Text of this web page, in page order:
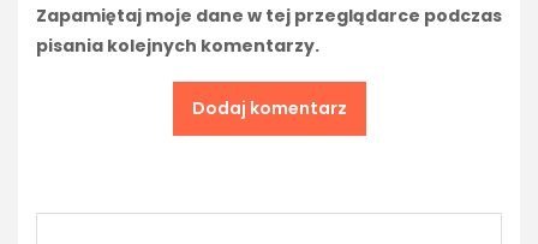
Zapamiętaj moje dane w tej przeglądarce podczas
pisania kolejnych komentarzy.